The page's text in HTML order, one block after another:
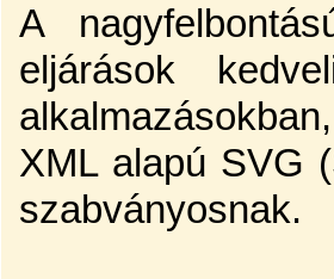
A
eljárások
XML alapú SVG
szabványosnak.